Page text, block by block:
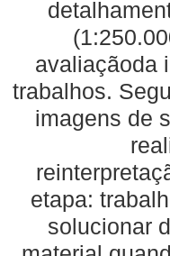
avaliaçãoda
trabalhos.
imagens de
etapa:
solucionar